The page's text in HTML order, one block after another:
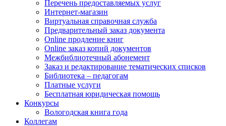
Перечень предоставляемых услуг
Интернет-магазин
Виртуальная справочная служба
Предварительный заказ документа
Online продление книг
Online заказ копий документов
Межбиблиотечный абонемент
Заказ и редактирование тематических списков
Библиотека – педагогам
Платные услуги
Бесплатная юридическая помощь
Конкурсы
Вологодская книга года
Коллегам